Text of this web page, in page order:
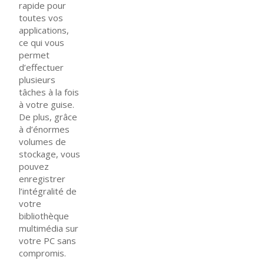
rapide pour
toutes vos
applications,
ce qui vous
permet
d’effectuer
plusieurs
tâches à la fois
à votre guise.
De plus, grâce
à d’énormes
volumes de
stockage, vous
pouvez
enregistrer
l’intégralité de
votre
bibliothèque
multimédia sur
votre PC sans
compromis.